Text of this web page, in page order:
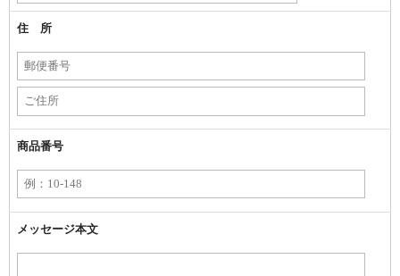
住 所
商品番号
メッセージ本文